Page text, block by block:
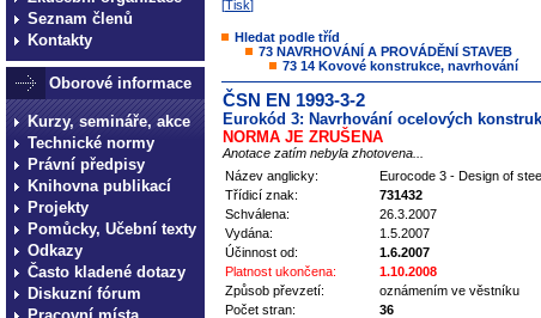
Seznam členů
Kontakty
Oborové informace
Kurzy, semináře, akce
Technické normy
Právní předpisy
Knihovna publikací
Projekty
Pomůcky, Učební texty
Odkazy
Často kladené dotazy
Diskuzní fórum
[Tisk]
Hledat podle tříd
73 NAVRHOVÁNÍ A PROVÁDĚNÍ STAVEB
73 14 Kovové konstrukce, navrhování
ČSN EN 1993-3-2
Eurokód 3: Navrhování ocelových
NORMA JE ZRUŠENA
Anotace zatím nebyla zhotovena...
Název anglicky:
Eurocode 3 - Design of
Třídicí znak:
731432
Schválena:
26.3.2007
Vydána:
1.5.2007
Účinnost od:
1.6.2007
Platnost ukončena:
1.10.2008
Způsob převzetí:
oznámením ve věstníku
Počet stran:
36